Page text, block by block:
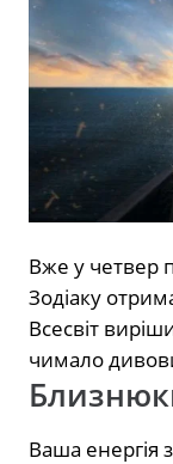
Вже у четвер
Зодіаку
Всесвіт
чимало
Ваша енергія